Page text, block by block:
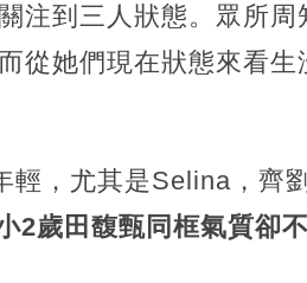
注到三人狀態。眾所周
從她們現在狀態來看生
，尤其是Selina，齊
2歲田馥甄同框氣質卻